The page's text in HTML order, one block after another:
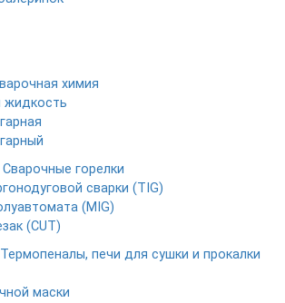
химия
Сварочные горелки
сварки (TIG)
(MIG)
(CUT)
Термопеналы, печи для сушки и прокалки
маски